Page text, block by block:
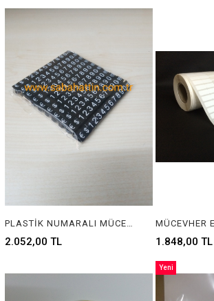
PLASTİK NUMARALI MÜCEVHER ETİKETİ, JEWELRY LABEL WITH PLASTIC NUMBERS , JEWELRY TAG WITH PLASTIC NUMBERS
2.052,00 TL 1.848,00 TL
Yeni